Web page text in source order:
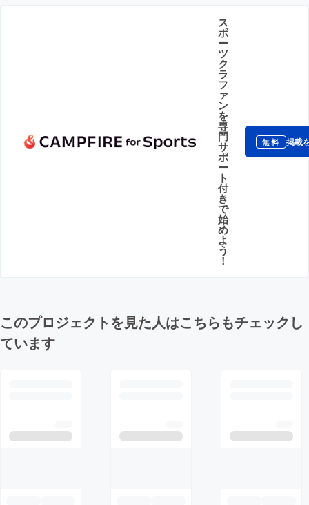
ス
ポ
ー
ツ
ク
ラ
フ
ァ
ン
を
専
門
サ
ポ
ー
ト
付
き
で
始
め
よ
う
！
無料 掲載
このプロジェクトを見た人はこちらもチェックし
ています